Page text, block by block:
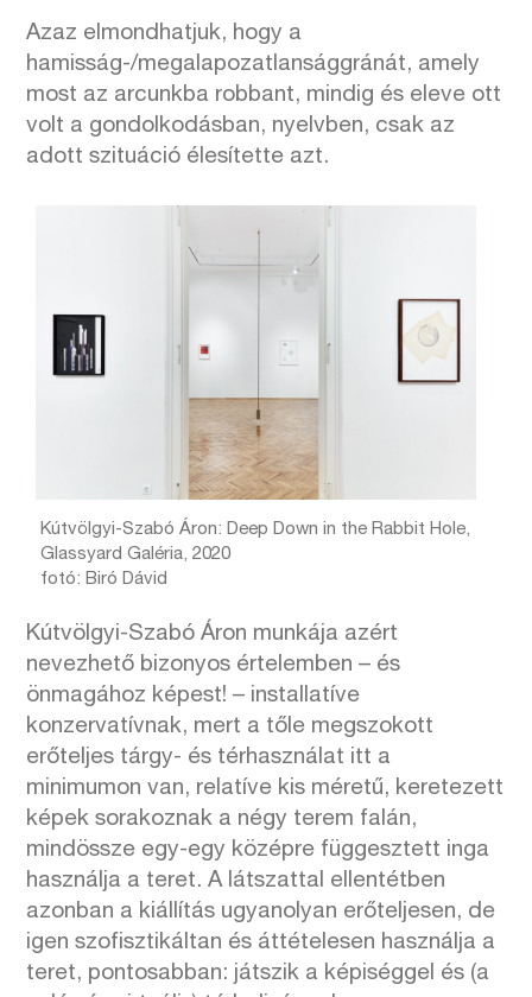
Azaz elmondhatjuk, hogy a
hamisság-/megalapozatlansággránát, amely
most az arcunkba robbant, mindig és eleve ott
volt a gondolkodásban, nyelvben, csak az
adott szituáció élesítette azt.
Kútvölgyi-Szabó Áron: Deep Down in the Rabbit Hole,
Glassyard Galéria, 2020
fotó: Biró Dávid
Kútvölgyi-Szabó Áron munkája azért
nevezhető bizonyos értelemben – és
önmagához képest! – installatíve
konzervatívnak, mert a tőle megszokott
erőteljes tárgy- és térhasználat itt a
minimumon van, relatíve kis méretű, keretezett
képek sorakoznak a négy terem falán,
mindössze egy-egy középre függesztett inga
használja a teret. A látszattal ellentétben
azonban a kiállítás ugyanolyan erőteljesen, de
igen szofisztikáltan és áttételesen használja a
teret, pontosabban: játszik a képiséggel és (a